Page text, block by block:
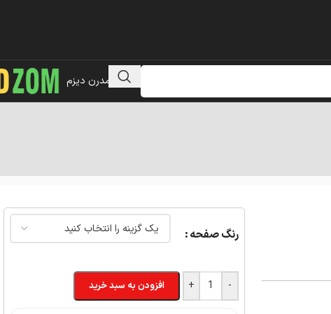
مبلمان مدرن دیزم
رنگ صفحه
-
+ افزودن به سبد خرید